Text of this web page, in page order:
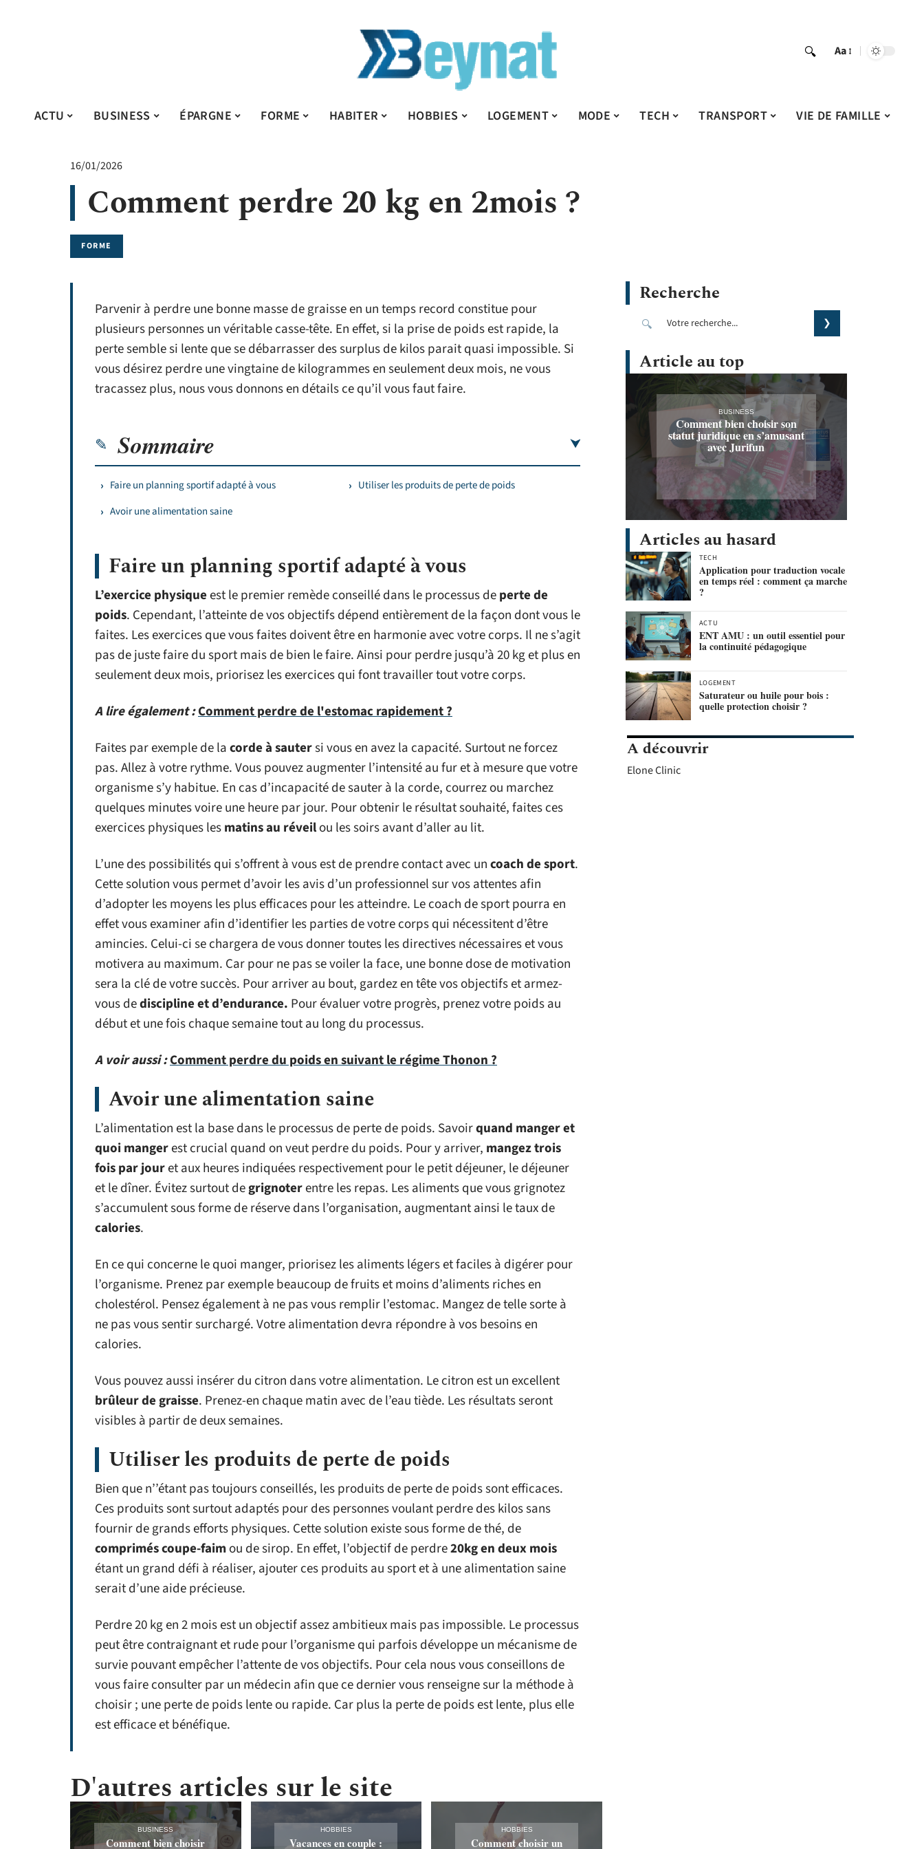
Aa
ACTU BUSINESS ÉPARGNE FORME HABITER HOBBIES LOGEMENT MODE TECH TRANSPORT VIE DE FAMILLE
16/01/2026
Comment perdre 20 kg en 2mois ?
FORME
Parvenir à perdre une bonne masse de graisse en un temps record constitue pour
plusieurs personnes un véritable casse-tête. En effet, si la prise de poids est rapide, la
perte semble si lente que se débarrasser des surplus de kilos parait quasi impossible. Si
vous désirez perdre une vingtaine de kilogrammes en seulement deux mois, ne vous
tracassez plus, nous vous donnons en détails ce qu’il vous faut faire.
Sommaire
Faire un planning sportif adapté à vous
Avoir une alimentation saine
Utiliser les produits de perte de poids
Faire un planning sportif adapté à vous
L’exercice physiqueest le premier remède conseillé dans le processus deperte de
poids. Cependant, l’atteinte de vos objectifs dépend entièrement de la façon dont vous le
faites. Les exercices que vous faites doivent être en harmonie avec votre corps. Il ne s’agit
pas de juste faire du sport mais de bien le faire. Ainsi pour perdre jusqu’à 20 kg et plus en
seulement deux mois, priorisez les exercices qui font travailler tout votre corps.
A lire également :Comment perdre de l'estomac rapidement ?
Faites par exemple de lacorde à sautersi vous en avez la capacité. Surtout ne forcez
pas. Allez à votre rythme. Vous pouvez augmenter l’intensité au fur et à mesure que votre
organisme s’y habitue. En cas d’incapacité de sauter à la corde, courrez ou marchez
quelques minutes voire une heure par jour. Pour obtenir le résultat souhaité, faites ces
exercices physiques lesmatins au réveilou les soirs avant d’aller au lit.
L’une des possibilités qui s’offrent à vous est de prendre contact avec uncoach de sport.
Cette solution vous permet d’avoir les avis d’un professionnel sur vos attentes afin
d’adopter les moyens les plus efficaces pour les atteindre. Le coach de sport pourra en
effet vous examiner afin d’identifier les parties de votre corps qui nécessitent d’être
amincies. Celui-ci se chargera de vous donner toutes les directives nécessaires et vous
motivera au maximum. Car pour ne pas se voiler la face, une bonne dose de motivation
sera la clé de votre succès. Pour arriver au bout, gardez en tête vos objectifs et armez-
vous dediscipline et d’endurance. Pour évaluer votre progrès, prenez votre poids au
début et une fois chaque semaine tout au long du processus.
A voir aussi :Comment perdre du poids en suivant le régime Thonon ?
Avoir une alimentation saine
L’alimentation est la base dans le processus de perte de poids. Savoirquand manger et
quoi mangerest crucial quand on veut perdre du poids. Pour y arriver, mangez trois
fois par jouret aux heures indiquées respectivement pour le petit déjeuner, le déjeuner
et le dîner. Évitez surtout degrignoterentre les repas. Les aliments que vous grignotez
s’accumulent sous forme de réserve dans l’organisation, augmentant ainsi le taux de
calories.
En ce qui concerne le quoi manger, priorisez les aliments légers et faciles à digérer pour
l’organisme. Prenez par exemple beaucoup de fruits et moins d’aliments riches en
cholestérol. Pensez également à ne pas vous remplir l’estomac. Mangez de telle sorte à
ne pas vous sentir surchargé. Votre alimentation devra répondre à vos besoins en
calories.
Vous pouvez aussi insérer du citron dans votre alimentation. Le citron est un excellent
brûleur de graisse. Prenez-en chaque matin avec de l’eau tiède. Les résultats seront
visibles à partir de deux semaines.
Utiliser les produits de perte de poids
Bien que n’’étant pas toujours conseillés, les produits de perte de poids sont efficaces.
Ces produits sont surtout adaptés pour des personnes voulant perdre des kilos sans
fournir de grands efforts physiques. Cette solution existe sous forme de thé, de
comprimés coupe-faimou de sirop. En effet, l’objectif de perdre20kg en deux mois
étant un grand défi à réaliser, ajouter ces produits au sport et à une alimentation saine
serait d’une aide précieuse.
Perdre 20 kg en 2 mois est un objectif assez ambitieux mais pas impossible. Le processus
peut être contraignant et rude pour l’organisme qui parfois développe un mécanisme de
survie pouvant empêcher l’attente de vos objectifs. Pour cela nous vous conseillons de
vous faire consulter par un médecin afin que ce dernier vous renseigne sur la méthode à
choisir ; une perte de poids lente ou rapide. Car plus la perte de poids est lente, plus elle
est efficace et bénéfique.
D'autres articles sur le site
BUSINESS
Comment bien choisir
HOBBIES
Vacances en couple :
HOBBIES
Comment choisir un
Recherche
Article au top
BUSINESS
Comment bien choisir son
statut juridique en s’amusant
avec Jurifun
Articles au hasard
TECH
Application pour traduction vocale
en temps réel : comment ça marche
?
ACTU
ENT AMU : un outil essentiel pour
la continuité pédagogique
LOGEMENT
Saturateur ou huile pour bois :
quelle protection choisir ?
A découvrir
Elone Clinic